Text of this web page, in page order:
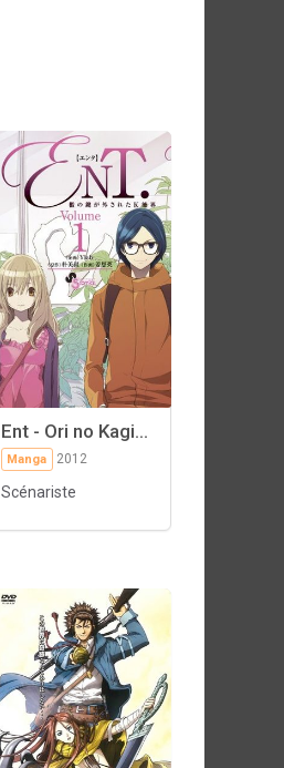
Ent - Ori no Kagi...
Manga 2012
Scénariste